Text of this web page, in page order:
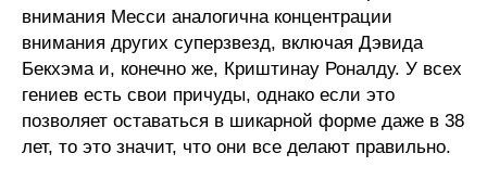
внимания Месси аналогична концентрации
внимания других суперзвезд, включая Дэвида
Бекхэма и, конечно же, Криштинау Роналду. У всех
гениев есть свои причуды, однако если это
позволяет оставаться в шикарной форме даже в 38
лет, то это значит, что они все делают правильно.